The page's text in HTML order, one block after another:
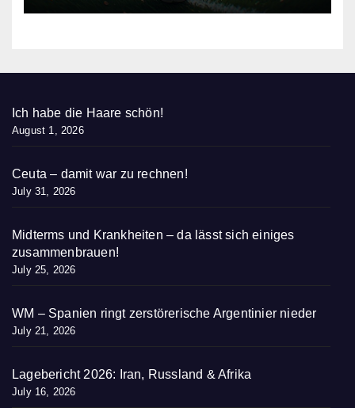
Ich habe die Haare schön!
August 1, 2026
Ceuta – damit war zu rechnen!
July 31, 2026
Midterms und Krankheiten – da lässt sich einiges
zusammenbrauen!
July 25, 2026
WM – Spanien ringt zerstörerische Argentinier nieder
July 21, 2026
Lagebericht 2026: Iran, Russland & Afrika
July 16, 2026